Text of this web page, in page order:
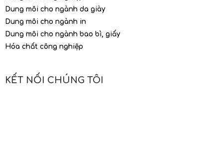
Dung môi cho ngành da giày
Dung môi cho ngành in
Dung môi cho ngành bao bì, giấy
Hóa chất công nghiệp
KẾT NỐI CHÚNG TÔI